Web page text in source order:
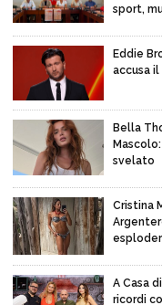
sport,
Eddie
accusa il
Bella
svelato
Cristina
A Casa
ricordi